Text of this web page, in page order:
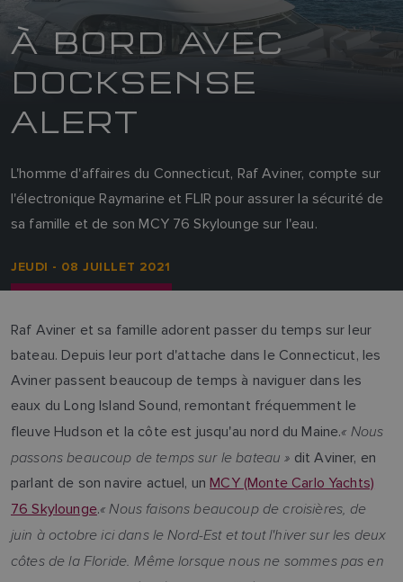
À BORD AVEC
DOCKSENSE
ALERT
L'homme d'affaires du Connecticut, Raf Aviner, compte sur
l'électronique Raymarine et FLIR pour assurer la sécurité de
sa famille et de son MCY 76 Skylounge sur l'eau.
JEUDI - 08 JUILLET 2021
Raf Aviner et sa famille adorent passer du temps sur leur
bateau. Depuis leur port d'attache dans le Connecticut, les
Aviner passent beaucoup de temps à naviguer dans les
eaux du Long Island Sound, remontant fréquemment le
fleuve Hudson et la côte est jusqu'au nord du Maine.« Nous
passons beaucoup de temps sur le bateau » dit Aviner, en
parlant de son navire actuel, unMCY (Monte Carlo Yachts)
76 Skylounge.« Nous faisons beaucoup de croisières, de
juin à octobre ici dans le Nord-Est et tout l'hiver sur les deux
côtes de la Floride. Même lorsque nous ne sommes pas en